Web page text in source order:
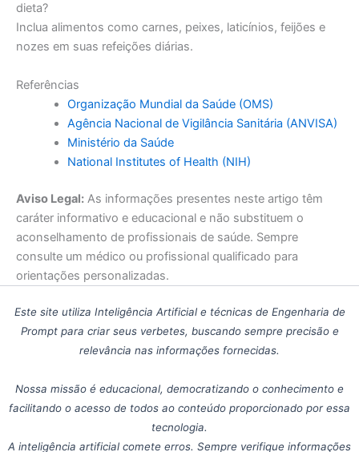
dieta?
Inclua alimentos como carnes, peixes, laticínios, feijões e
nozes em suas refeições diárias.
Referências
Organização Mundial da Saúde (OMS)
Agência Nacional de Vigilância Sanitária (ANVISA)
Ministério da Saúde
National Institutes of Health (NIH)
Aviso Legal: As informações presentes neste artigo têm
caráter informativo e educacional e não substituem o
aconselhamento de profissionais de saúde. Sempre
consulte um médico ou profissional qualificado para
orientações personalizadas.
Este site utiliza Inteligência Artificial e técnicas de Engenharia de
Prompt para criar seus verbetes, buscando sempre precisão e
relevância nas informações fornecidas.
Nossa missão é educacional, democratizando o conhecimento e
facilitando o acesso de todos ao conteúdo proporcionado por essa
tecnologia.
A inteligência artificial comete erros. Sempre verifique informações